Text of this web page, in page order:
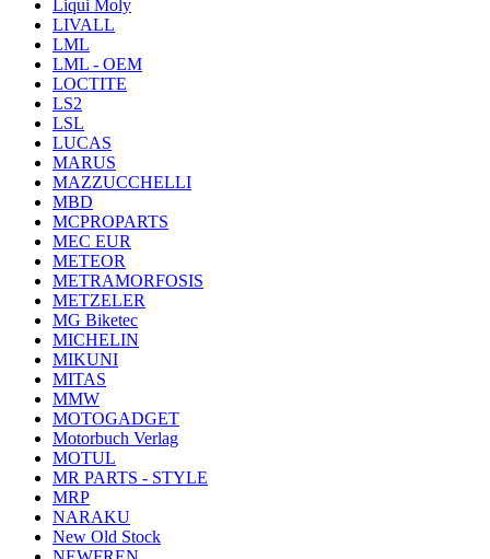
Liqui Moly
LIVALL
LML
LML - OEM
LOCTITE
LS2
LSL
LUCAS
MARUS
MAZZUCCHELLI
MBD
MCPROPARTS
MEC EUR
METEOR
METRAMORFOSIS
METZELER
MG Biketec
MICHELIN
MIKUNI
MITAS
MMW
MOTOGADGET
Motorbuch Verlag
MOTUL
MR PARTS - STYLE
MRP
NARAKU
New Old Stock